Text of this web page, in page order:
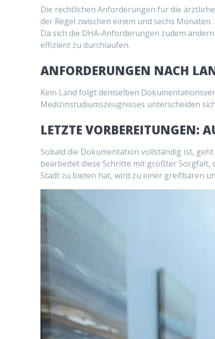
Die rechtlichen Anforderungen für die
der Regel zwischen einem und sechs
Da sich die DHA-Anforderungen zudem
effizient zu durchlaufen.
ANFORDERUNGEN NACH
Kein Land folgt demselben
Medizinstudiumszeugnisses unterscheiden
LETZTE VORBEREITUNGEN:
Sobald die Dokumentation vollständig ist,
bearbeitet diese Schritte mit größter Sorgfalt,
Stadt zu bieten hat, wird zu einer greifbaren